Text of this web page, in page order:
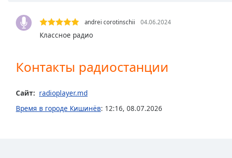
cancel
window.
Color
andrei corotinschii 04.06.2024
Классное радио
Контакты радиостанции
Сайт: radioplayer.md
Время в городе Кишинёв: 12:16, 08.07.2026